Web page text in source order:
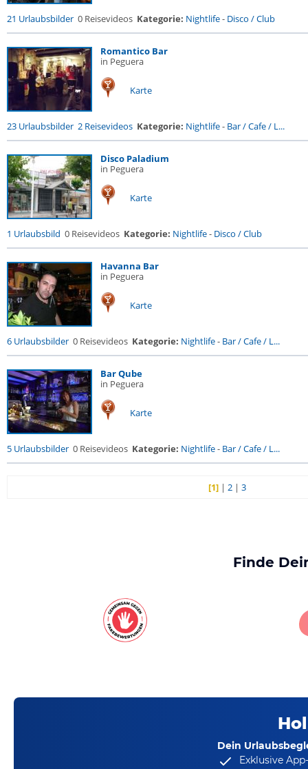
21 Urlaubsbilder 0 Reisevideos Kategorie: Nightlife- Disco / Club
Romantico Bar
in Peguera
Karte
23 Urlaubsbilder 2 Reisevideos Kategorie: Nightlife- Bar / Cafe / L...
Disco Paladium
in Peguera
Karte
1 Urlaubsbild 0 Reisevideos Kategorie: Nightlife- Disco / Club
Havanna Bar
in Peguera
Karte
6 Urlaubsbilder 0 Reisevideos Kategorie: Nightlife- Bar / Cafe / L...
Bar Qube
in Peguera
Karte
5 Urlaubsbilder 0 Reisevideos Kategorie: Nightlife- Bar / Cafe / L...
[1] |2 |3
Finde
Dein
Exklusive